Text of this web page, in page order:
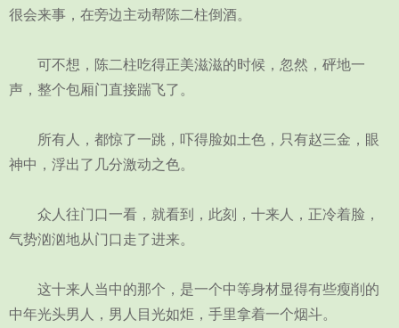
很会来事，在旁边主动帮陈二柱倒酒。
可不想，陈二柱吃得正美滋滋的时候，忽然，砰地一
声，整个包厢门直接踹飞了。
所有人，都惊了一跳，吓得脸如土色，只有赵三金，眼
神中，浮出了几分激动之色。
众人往门口一看，就看到，此刻，十来人，正冷着脸，
气势汹汹地从门口走了进来。
这十来人当中的那个，是一个中等身材显得有些瘦削的
中年光头男人，男人目光如炬，手里拿着一个烟斗。